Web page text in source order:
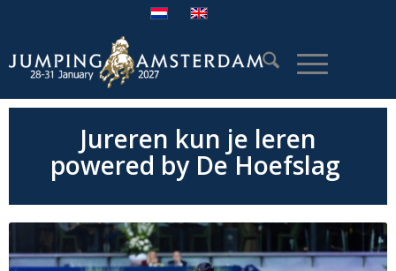
Jureren kun je leren
powered byDe Hoefslag